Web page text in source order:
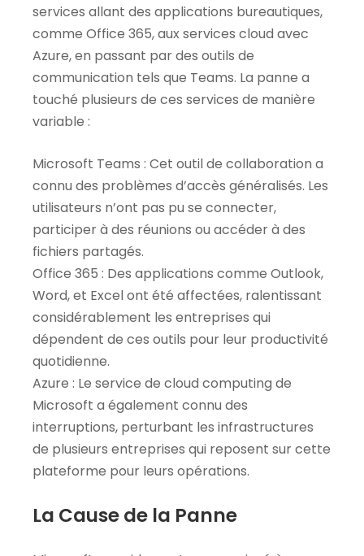
services allant des applications bureautiques,
comme Office 365, aux services cloud avec
Azure, en passant par des outils de
communication tels que Teams. La panne a
touché plusieurs de ces services de manière
variable :
Microsoft Teams : Cet outil de collaboration a
connu des problèmes d’accès généralisés. Les
utilisateurs n’ont pas pu se connecter,
participer à des réunions ou accéder à des
fichiers partagés.
Office 365 : Des applications comme Outlook,
Word, et Excel ont été affectées, ralentissant
considérablement les entreprises qui
dépendent de ces outils pour leur productivité
quotidienne.
Azure : Le service de cloud computing de
Microsoft a également connu des
interruptions, perturbant les infrastructures
de plusieurs entreprises qui reposent sur cette
plateforme pour leurs opérations.
La Cause de la Panne